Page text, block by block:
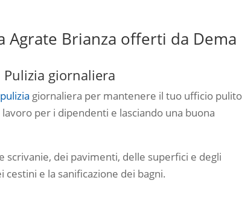
Agrate Brianza offerti da Dema
giornaliera
pulizia giornaliera per mantenere il tuo ufficio pulito
per i dipendenti e lasciando una buona
scrivanie, dei pavimenti, delle superfici e degli
e la sanificazione dei bagni.